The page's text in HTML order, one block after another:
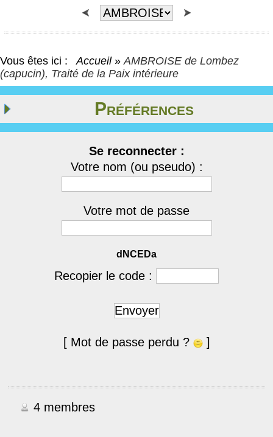
Vous êtes ici : Accueil »AMBROISE de Lombez
(capucin), Traité de la Paix intérieure
Préférences
Se reconnecter :
Votre nom (ou pseudo) :
Votre mot de passe
dNCEDa
Recopier le code :
Envoyer
[ Mot de passe perdu ? ]
4 membres